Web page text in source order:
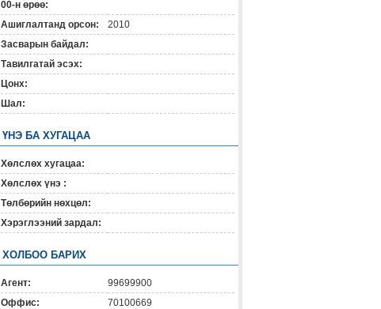
00-н өрөө:
Ашиглалтанд орсон:
2010
Засварын байдал:
Тавилгатай эсэх:
Цонх:
Шал:
ҮНЭ БА ХУГАЦАА
Хөлслөх хугацаа:
Хөлслөх үнэ :
Төлбөрийн нөхцөл:
Хэрэглээний зардал:
ХОЛБОО БАРИХ
Агент:
99699900
Оффис:
70100669